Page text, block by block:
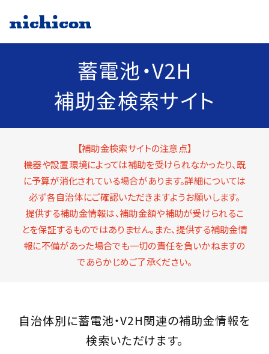
蓄電池・V2H
補助金検索サイト
【補助金検索サイトの注意点】
機器や設置環境によっては補助を受けられなかったり、既
に予算が消化されている場合があります。詳細については
必ず各自治体にご確認いただきますようお願いします。
提供する補助金情報は、補助金額や補助が受けられるこ
とを保証するものではありません。また、提供する補助金情
報に不備があった場合でも一切の責任を負いかねますの
であらかじめご了承ください。
自治体別に蓄電池・V2H関連の補助金情報を
検索いただけます。